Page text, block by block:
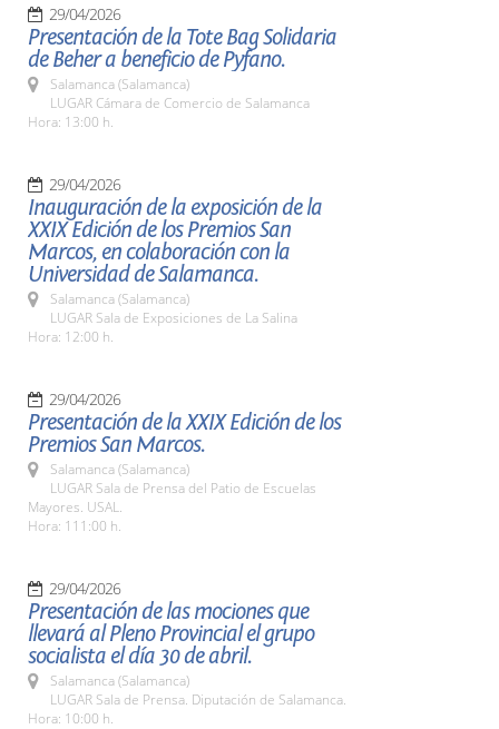
29/04/2026
Presentación de la Tote Bag Solidaria
de Beher a beneficio de Pyfano.
Salamanca (Salamanca)
LUGAR Cámara de Comercio de Salamanca
Hora: 13:00 h.
29/04/2026
Inauguración de la exposición de la
XXIX Edición de los Premios San
Marcos, en colaboración con la
Universidad de Salamanca.
Salamanca (Salamanca)
LUGAR Sala de Exposiciones de La Salina
Hora: 12:00 h.
29/04/2026
Presentación de la XXIX Edición de los
Premios San Marcos.
Salamanca (Salamanca)
LUGAR Sala de Prensa del Patio de Escuelas
Mayores. USAL.
Hora: 111:00 h.
29/04/2026
Presentación de las mociones que
llevará al Pleno Provincial el grupo
socialista el día 30 de abril.
Salamanca (Salamanca)
LUGAR Sala de Prensa. Diputación de Salamanca.
Hora: 10:00 h.